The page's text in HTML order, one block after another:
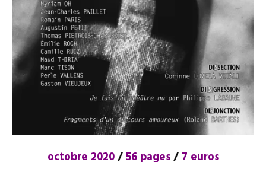
octobre 2020/56 pages/7 euros